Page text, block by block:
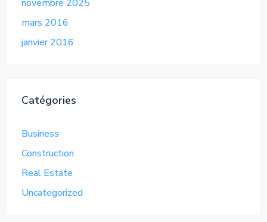
novembre 2025
mars 2016
janvier 2016
Catégories
Business
Construction
Real Estate
Uncategorized